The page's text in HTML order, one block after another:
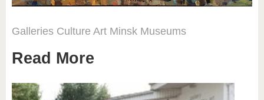
Galleries Culture Art Minsk Museums
Read More